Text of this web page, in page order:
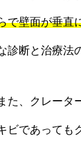
で壁面が垂直
診断と治療法
た、クレータ
ビであっても